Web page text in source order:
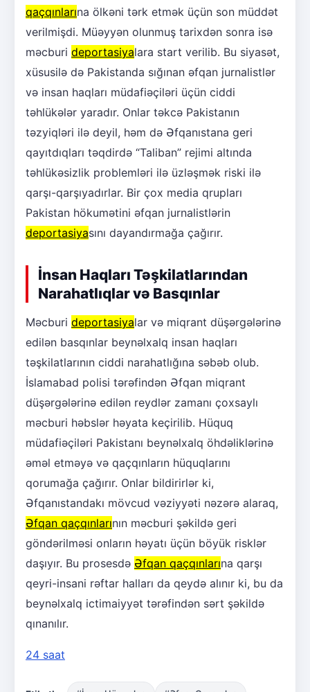
qaçqınlarına ölkəni tərk etmək üçün son müddət
verilmişdi. Müəyyən olunmuş tarixdən sonra isə
məcburi deportasiyalara start verilib. Bu siyasət,
xüsusilə də Pakistanda sığınan əfqan jurnalistlər
və insan haqları müdafiəçiləri üçün ciddi
təhlükələr yaradır. Onlar təkcə Pakistanın
təzyiqləri ilə deyil, həm də Əfqanıstana geri
qayıtdıqları təqdirdə “Taliban” rejimi altında
təhlükəsizlik problemləri ilə üzləşmək riski ilə
qarşı-qarşıyadırlar. Bir çox media qrupları
Pakistan hökumətini əfqan jurnalistlərin
deportasiyasını dayandırmağa çağırır.
İnsan Haqları Təşkilatlarından
Narahatlıqlar və Basqınlar
Məcburi deportasiyalar və miqrant düşərgələrinə
edilən basqınlar beynəlxalq insan haqları
təşkilatlarının ciddi narahatlığına səbəb olub.
İslamabad polisi tərəfindən Əfqan miqrant
düşərgələrinə edilən reydlər zamanı çoxsaylı
məcburi həbslər həyata keçirilib. Hüquq
müdafiəçiləri Pakistanı beynəlxalq öhdəliklərinə
əməl etməyə və qaçqınların hüquqlarını
qorumağa çağırır. Onlar bildirirlər ki,
Əfqanıstandakı mövcud vəziyyəti nəzərə alaraq,
Əfqan qaçqınlarının məcburi şəkildə geri
göndərilməsi onların həyatı üçün böyük risklər
daşıyır. Bu prosesdə Əfqan qaçqınlarına qarşı
qeyri-insani rəftar halları da qeydə alınır ki, bu da
beynəlxalq ictimaiyyət tərəfindən sərt şəkildə
qınanılır.
24 saat